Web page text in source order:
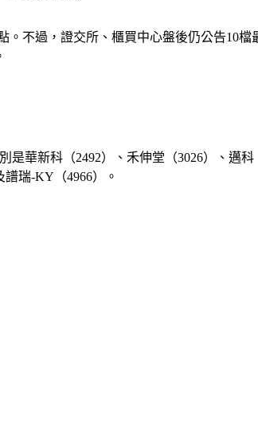
。不過，證交所、櫃買中心盤後仍公告10
華新科（2492）、禾伸堂（3026）、邁
譜瑞-KY（4966）。